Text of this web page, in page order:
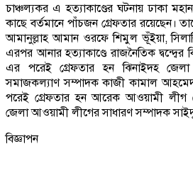
চাঞ্চল্যকর এ হত্যাকাণ্ডের ঘটনায় ঢাকা
কাছে বর্তমানে পাঁচজন গ্রেফতার রয়েছেন।
আমানুল্লাহ আমান ওরফে শিমুল ভূঁইয়া,
এরপর আনার হত্যাকাণ্ডে রাজনৈতিক দ্বন্দ্বের
এর পরেই গ্রেফতার হন ঝিনাইদহ
সমাজকল্যাণ সম্পাদক কাজী কামাল
পরেই গ্রেফতার হন আরেক আওয়ামী লীগ
জেলা আওয়ামী লীগের সাধারণ সম্পাদক
বিজ্ঞাপন